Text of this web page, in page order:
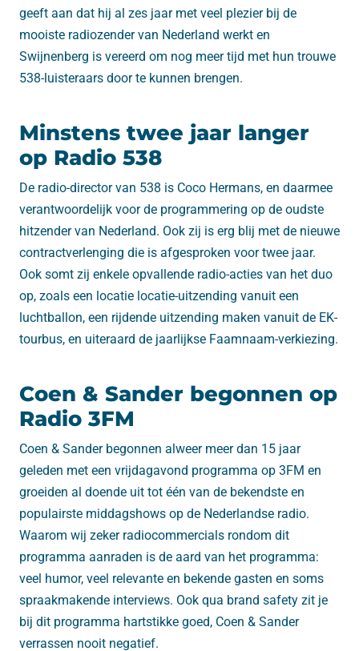
geeft aan dat hij al zes jaar met veel plezier bij de
mooiste radiozender van Nederland werkt en
Swijnenberg is vereerd om nog meer tijd met hun trouwe
538-luisteraars door te kunnen brengen.
Minstens twee jaar langer
op Radio 538
De radio-director van 538 is Coco Hermans, en daarmee
verantwoordelijk voor de programmering op de oudste
hitzender van Nederland. Ook zij is erg blij met de nieuwe
contractverlenging die is afgesproken voor twee jaar.
Ook somt zij enkele opvallende radio-acties van het duo
op, zoals een locatie locatie-uitzending vanuit een
luchtballon, een rijdende uitzending maken vanuit de EK-
tourbus, en uiteraard de jaarlijkse Faamnaam-verkiezing.
Coen & Sander begonnen op
Radio 3FM
Coen & Sander begonnen alweer meer dan 15 jaar
geleden met een vrijdagavond programma op 3FM en
groeiden al doende uit tot één van de bekendste en
populairste middagshows op de Nederlandse radio.
Waarom wij zeker radiocommercials rondom dit
programma aanraden is de aard van het programma:
veel humor, veel relevante en bekende gasten en soms
spraakmakende interviews. Ook qua brand safety zit je
bij dit programma hartstikke goed, Coen & Sander
verrassen nooit negatief.